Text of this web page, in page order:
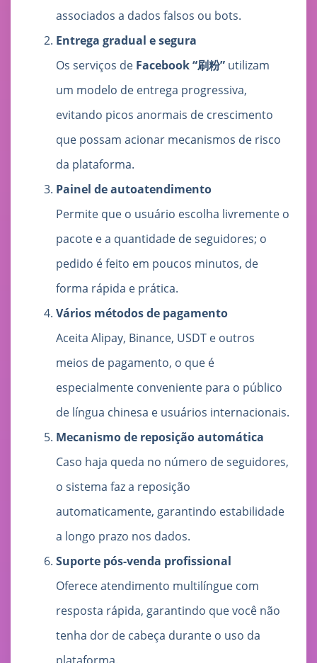
associados a dados falsos ou bots.
Entrega gradual e segura
Os serviços de Facebook “刷粉” utilizam
um modelo de entrega progressiva,
evitando picos anormais de crescimento
que possam acionar mecanismos de risco
da plataforma.
Painel de autoatendimento
Permite que o usuário escolha livremente o
pacote e a quantidade de seguidores; o
pedido é feito em poucos minutos, de
forma rápida e prática.
Vários métodos de pagamento
Aceita Alipay, Binance, USDT e outros
meios de pagamento, o que é
especialmente conveniente para o público
de língua chinesa e usuários internacionais.
Mecanismo de reposição automática
Caso haja queda no número de seguidores,
o sistema faz a reposição
automaticamente, garantindo estabilidade
a longo prazo nos dados.
Suporte pós-venda profissional
Oferece atendimento multilíngue com
resposta rápida, garantindo que você não
tenha dor de cabeça durante o uso da